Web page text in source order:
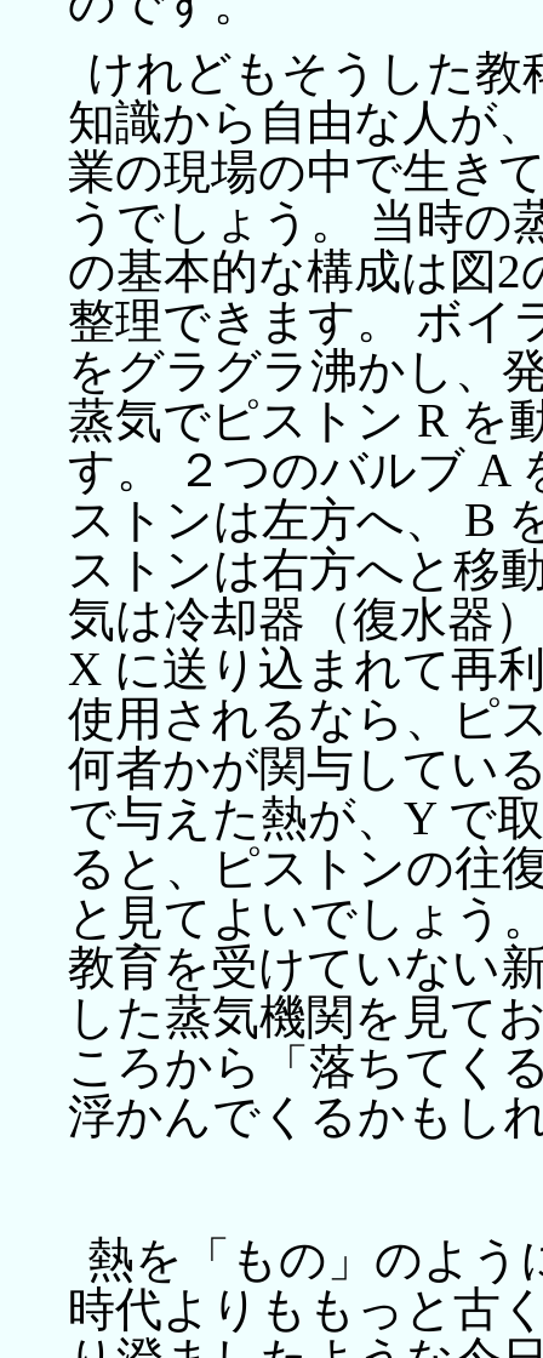
けれどもそうした教
知識から自由な人が
業の現場の中で生き
うでしょう。 当時の
の基本的な構成は図2
整理できます。 ボイ
をグラグラ沸かし、
蒸気でピストン R を
す。 ２つのバルブ A
ストンは左方へ、 B
ストンは右方へと移
気は冷却器（復水器
X に送り込まれて再
使用されるなら、ピ
何者かが関与してい
で与えた熱が、Y で
ると、ピストンの往
と見てよいでしょう
教育を受けていない
した蒸気機関を見て
ころから「落ちてく
浮かんでくるかもし
熱を「もの」のよう
時代よりももっと古